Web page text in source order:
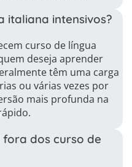
italiana intensivos?
curso de língua
deseja aprender
têm uma carga
ou várias vezes por
mais profunda na
dos curso de